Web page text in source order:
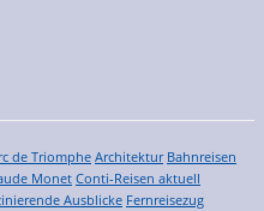
de Triomphe Architektur Bahnreisen
Monet Conti-Reisen aktuell
Ausblicke Fernreisezug